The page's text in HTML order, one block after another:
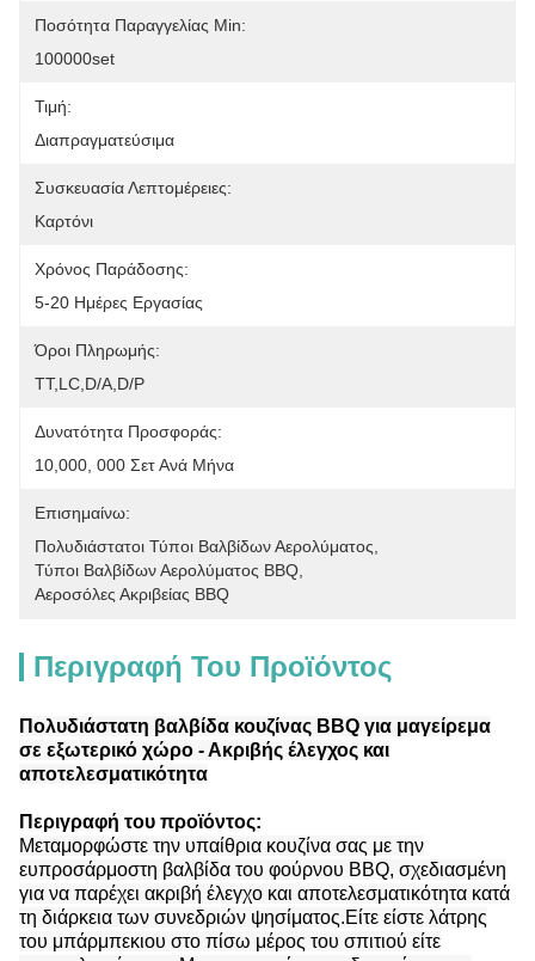
Ποσότητα Παραγγελίας Min:
100000set
Τιμή:
Διαπραγματεύσιμα
Συσκευασία Λεπτομέρειες:
Καρτόνι
Χρόνος Παράδοσης:
5-20 Ημέρες Εργασίας
Όροι Πληρωμής:
ΤΤ,LC,D/A,D/P
Δυνατότητα Προσφοράς:
10,000, 000 Σετ Ανά Μήνα
Επισημαίνω:
Πολυδιάστατοι Τύποι Βαλβίδων Αερολύματος
Τύποι Βαλβίδων Αερολύματος BBQ
Αεροσόλες Ακριβείας BBQ
Περιγραφή Του Προϊόντος
Πολυδιάστατη βαλβίδα κουζίνας BBQ για μαγείρεμα
σε εξωτερικό χώρο - Ακριβής έλεγχος και
αποτελεσματικότητα
Περιγραφή του προϊόντος:
Μεταμορφώστε την υπαίθρια κουζίνα σας με την
ευπροσάρμοστη βαλβίδα του φούρνου BBQ, σχεδιασμένη
για να παρέχει ακριβή έλεγχο και αποτελεσματικότητα κατά
τη διάρκεια των συνεδριών ψησίματος.Είτε είστε λάτρης
του μπάρμπεκιου στο πίσω μέρος του σπιτιού είτε